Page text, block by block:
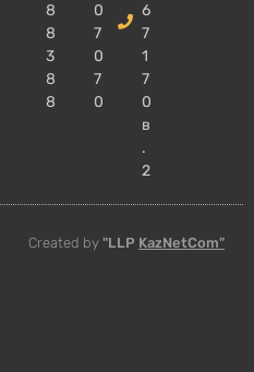
8
8
3
8
8
0
7
0
7
0
6
7
1
7
0
в
.
2
Created by "LLP KazNetCom"